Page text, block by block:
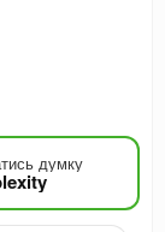
думку